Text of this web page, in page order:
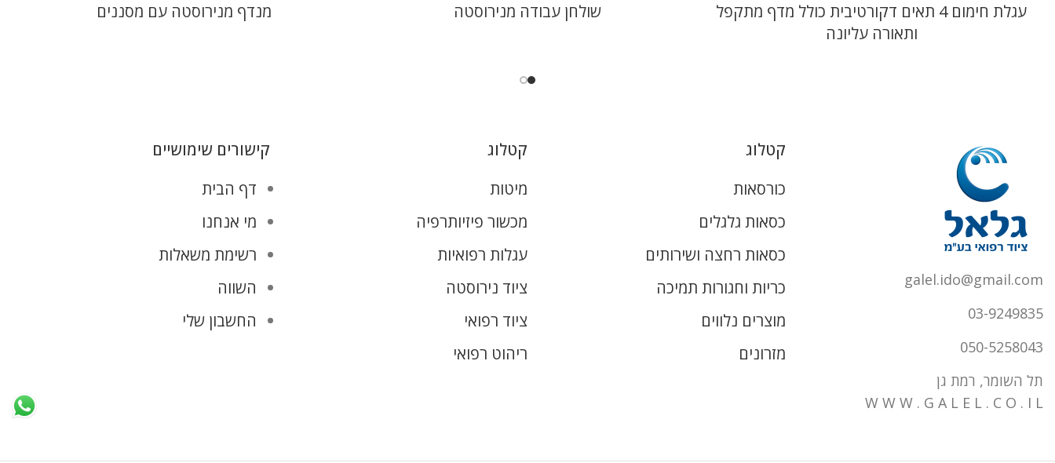
עגלת חימום 4 תאים דקורטיבית כולל מדף מתקפל
ותאורה עליונה
שולחן עבודה מנירוסטה מנדף מנירוסטה עם מסננים
galel.ido@gmail.com
03-9249835
050-5258043
תל השומר, רמת גן
W W W . G A L E L . C O . I L
קטלוג
כורסאות
כסאות גלגלים
כסאות רחצה ושירותים
כריות וחגורות תמיכה
מוצרים נלווים
מזרונים
קטלוג
מיטות
מכשור פיזיותרפיה
עגלות רפואיות
ציוד נירוסטה
ציוד רפואי
ריהוט רפואי
קישורים שימושיים
דף הבית
מי אנחנו
רשימת משאלות
השווה
החשבון שלי